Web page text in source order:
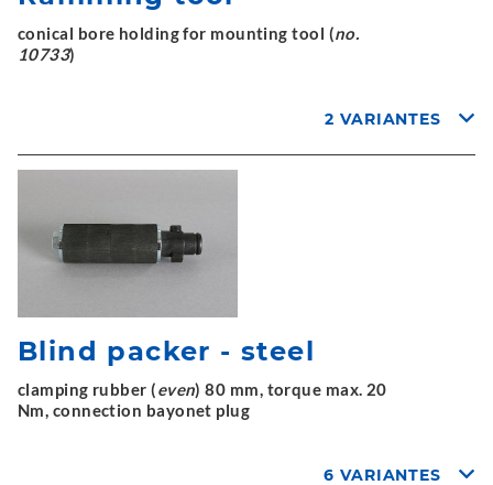
conical bore holding for mounting tool (no.
10733)
2 VARIANTES
Blind packer - steel
clamping rubber (even) 80 mm, torque max. 20
Nm, connection bayonet plug
6 VARIANTES